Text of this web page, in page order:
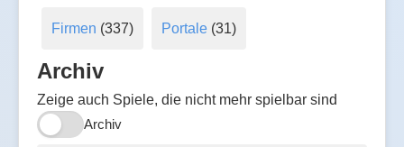
Firmen (337) Portale (31)
Archiv
Zeige auch Spiele, die nicht mehr spielbar sind
Archiv